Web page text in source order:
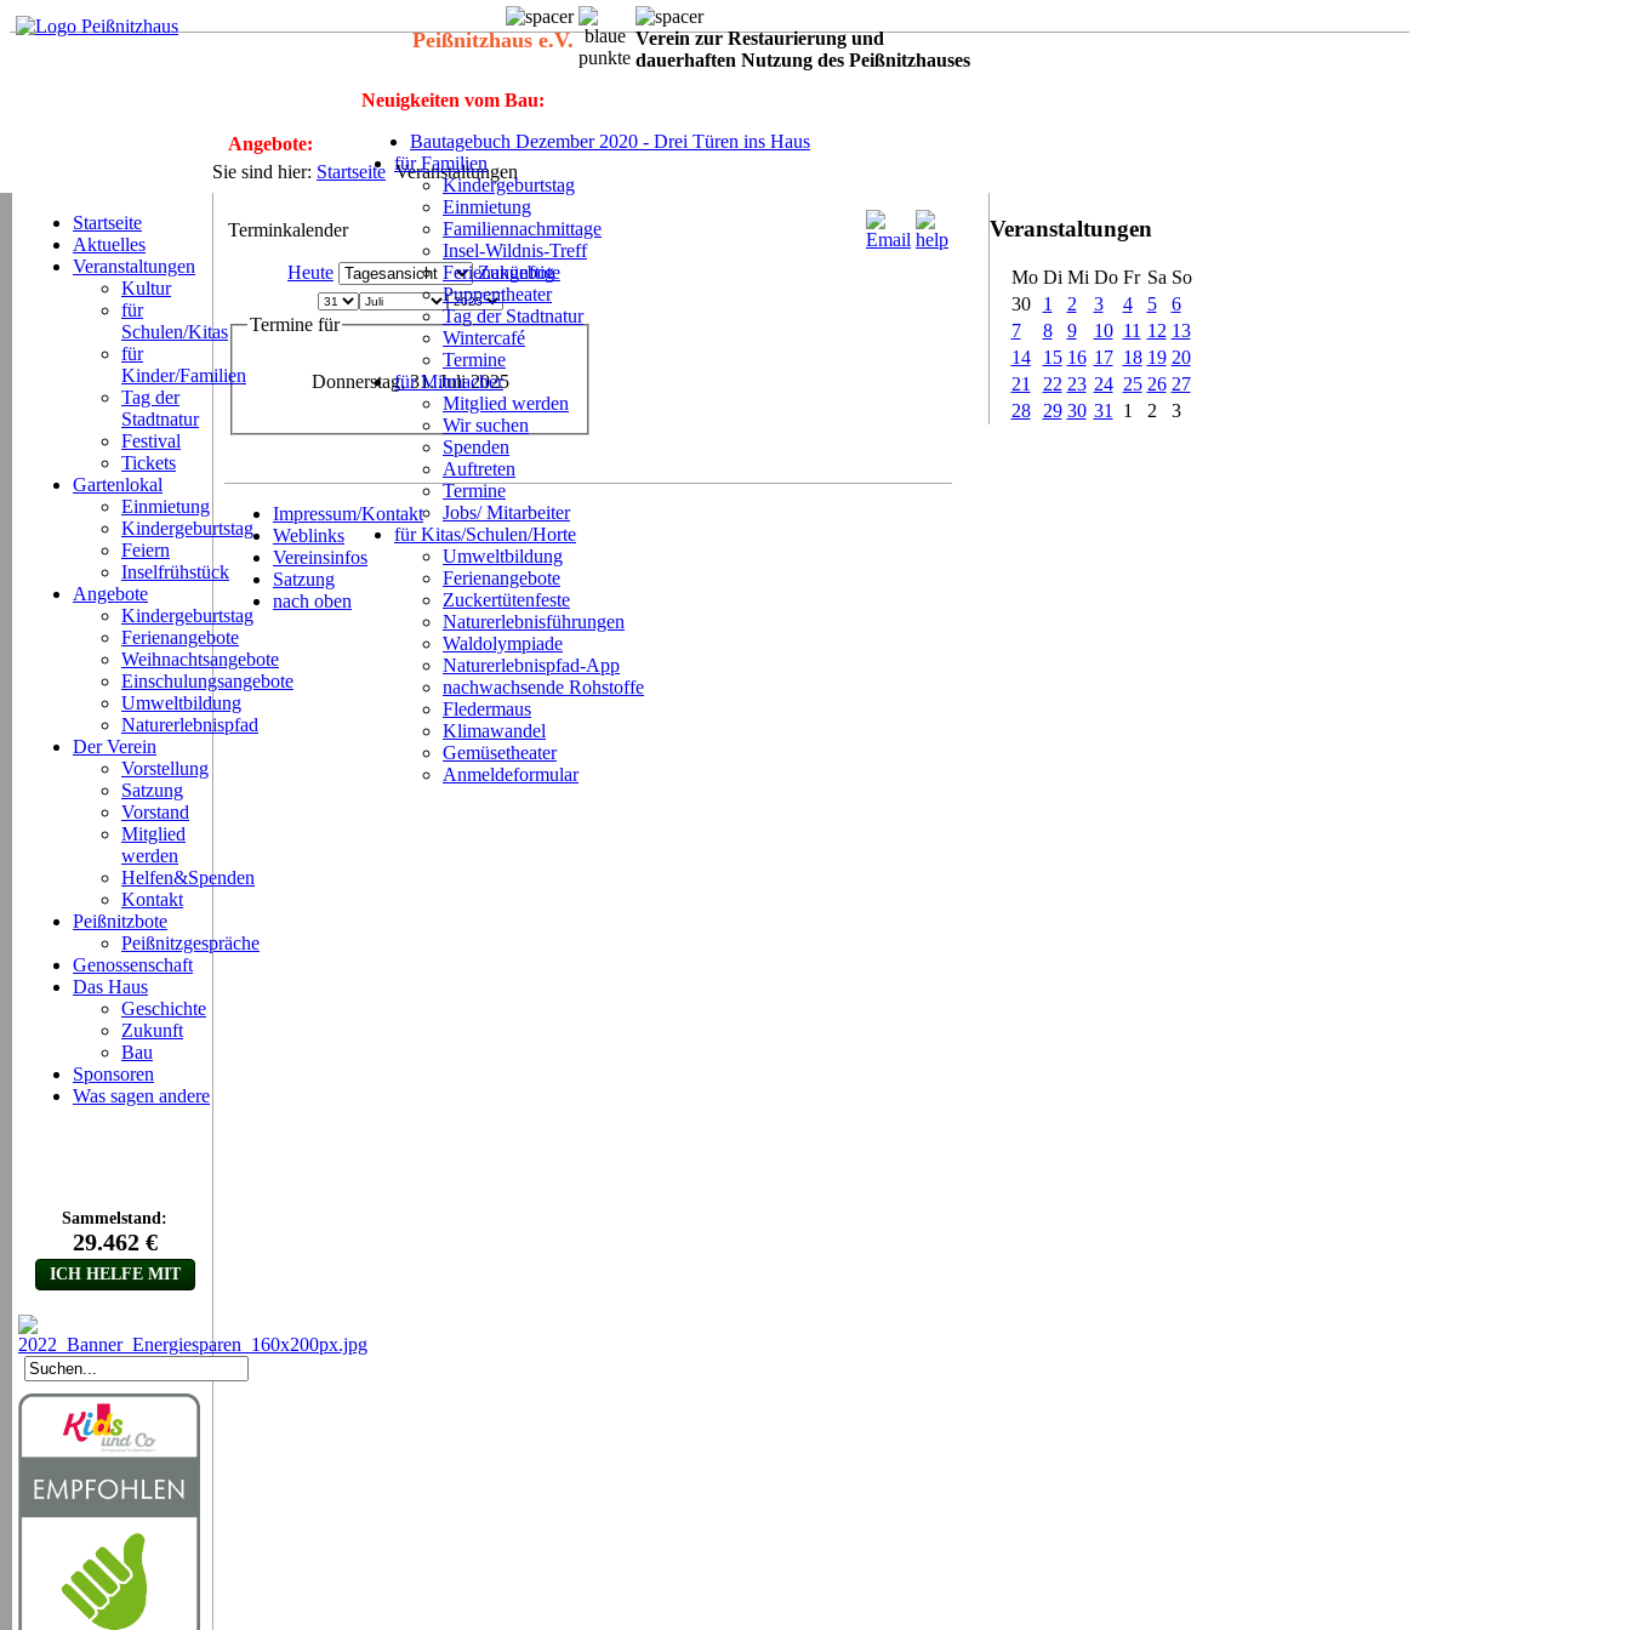
Peißnitzhaus e.V.
Verein zur Restaurierung und
dauerhaften Nutzung des Peißnitzhauses
Neuigkeiten vom Bau:
Bautagebuch Dezember 2020 - Drei Türen ins Haus
für Familien
Kindergeburtstag
Einmietung
Familiennachmittage
Insel-Wildnis-Treff
Ferienangebote
Puppentheater
Tag der Stadtnatur
Wintercafé
Termine
für Mitmacher
Mitglied werden
Wir suchen
Spenden
Auftreten
Termine
Jobs/ Mitarbeiter
für Kitas/Schulen/Horte
Umweltbildung
Ferienangebote
Zuckertütenfeste
Naturerlebnisführungen
Waldolympiade
Naturerlebnispfad-App
nachwachsende Rohstoffe
Fledermaus
Klimawandel
Gemüsetheater
Anmeldeformular
Angebote:
Sie sind hier: Startseite Veranstaltungen
Startseite
Aktuelles
Veranstaltungen
Kultur
für
Schulen/Kitas
für
Kinder/Familien
Tag der
Stadtnatur
Festival
Tickets
Gartenlokal
Einmietung
Kindergeburtstag
Feiern
Inselfrühstück
Angebote
Kindergeburtstag
Ferienangebote
Weihnachtsangebote
Einschulungsangebote
Umweltbildung
Naturerlebnispfad
Der Verein
Vorstellung
Satzung
Vorstand
Mitglied
werden
Helfen&Spenden
Kontakt
Peißnitzbote
Peißnitzgespräche
Genossenschaft
Das Haus
Geschichte
Zukunft
Bau
Sponsoren
Was sagen andere
Veranstaltungen
Mo Di Mi Do Fr Sa So
30
1 2 3 4 5
6
7
8 9 10 11 12 13
14
15 16 17 18 19 20
21
22 23 24 25 26 27
28
29 30 31 1 2 3
Terminkalender
Heute Zukünftig
Termine für
Donnerstag, 31. Juli 2025
Impressum/Kontakt
Weblinks
Vereinsinfos
Satzung
nach oben